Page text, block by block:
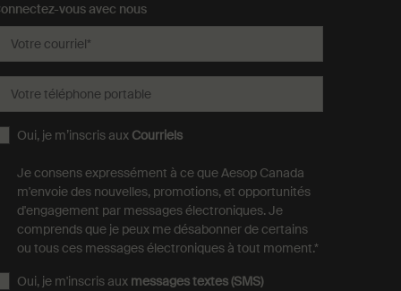
vous avec nous
Votre courriel*
Votre téléphone portable
Oui, je m’inscris aux Courriels
Je consens expressément à ce que Aesop Canada
m'envoie des nouvelles, promotions, et opportunités
d'engagement par messages électroniques. Je
comprends que je peux me désabonner de certains
ou tous ces messages électroniques à tout moment.*
Oui, je m'inscris aux messages textes (SMS)